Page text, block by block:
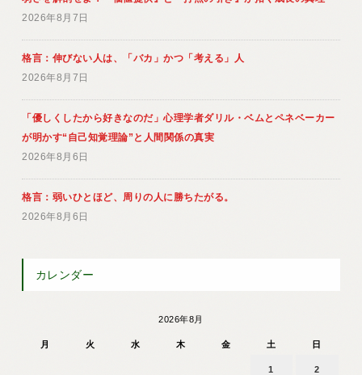
2026年8月7日
格言：伸びない人は、「バカ」かつ「考える」人
2026年8月7日
「優しくしたから好きなのだ」心理学者ダリル・ベムとペネベーカー
が明かす“自己知覚理論”と人間関係の真実
2026年8月6日
格言：弱いひとほど、周りの人に勝ちたがる。
2026年8月6日
カレンダー
2026年8月
月 火 水 木 金 土 日
1 2